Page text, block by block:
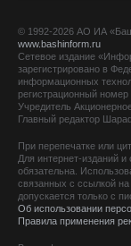
© 1992-2026 АО ИА
www.bashinform.ru
Сетевое издание
зарегистрировано в
информационных
регистрационный
Учредитель
Главный редактор
При перепечатке или
Для интернет-изданий
обязательна.
связанных с ссылкой на
допускается только с
Об использовании
Правила применения